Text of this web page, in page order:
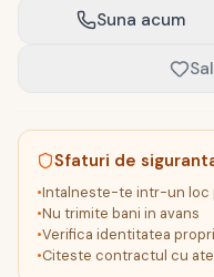
Suna acum
Sfaturi de
•Intalneste-te intr-un loc
•Nu trimite bani in avans
•Verifica identitatea
•Citeste contractul cu